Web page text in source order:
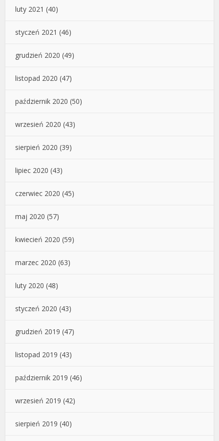
luty 2021 (40)
styczeń 2021 (46)
grudzień 2020 (49)
listopad 2020 (47)
październik 2020 (50)
wrzesień 2020 (43)
sierpień 2020 (39)
lipiec 2020 (43)
czerwiec 2020 (45)
maj 2020 (57)
kwiecień 2020 (59)
marzec 2020 (63)
luty 2020 (48)
styczeń 2020 (43)
grudzień 2019 (47)
listopad 2019 (43)
październik 2019 (46)
wrzesień 2019 (42)
sierpień 2019 (40)